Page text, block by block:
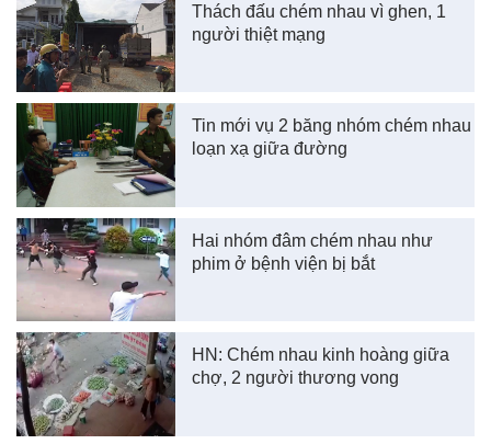
Thách đấu chém nhau vì ghen, 1
người thiệt mạng
Tin mới vụ 2 băng nhóm chém nhau
loạn xạ giữa đường
Hai nhóm đâm chém nhau như
phim ở bệnh viện bị bắt
HN: Chém nhau kinh hoàng giữa
chợ, 2 người thương vong